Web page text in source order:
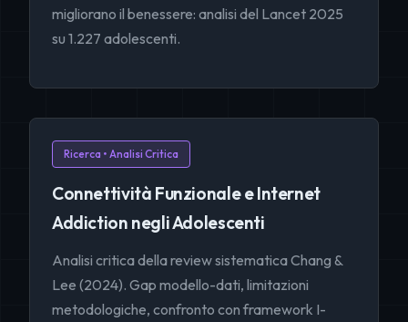
migliorano il benessere: analisi del Lancet 2025
su 1.227 adolescenti.
Ricerca • Analisi Critica
Connettività Funzionale e Internet
Addiction negli Adolescenti
Analisi critica della review sistematica Chang &
Lee (2024). Gap modello-dati, limitazioni
metodologiche, confronto con framework I-